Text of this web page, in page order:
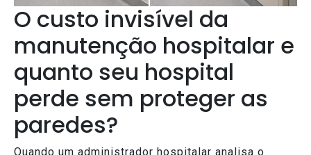
O custo invisível da
manutenção hospitalar e
quanto seu hospital
perde sem proteger as
paredes?
Quando um administrador hospitalar analisa o